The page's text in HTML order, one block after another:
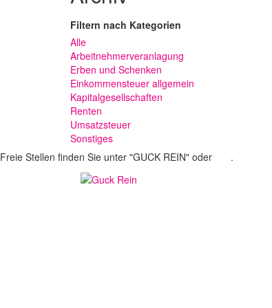
Filtern nach Kategorien
Alle
Arbeitnehmerveranlagung
Erben und Schenken
Einkommensteuer allgemein
Kapitalgesellschaften
Renten
Umsatzsteuer
Sonstiges
Freie Stellen finden Sie unter "GUCK REIN" oder
.